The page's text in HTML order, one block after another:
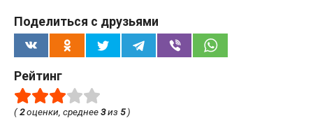
Поделиться с друзьями
Рейтинг
(2оценки, среднее3из 5)